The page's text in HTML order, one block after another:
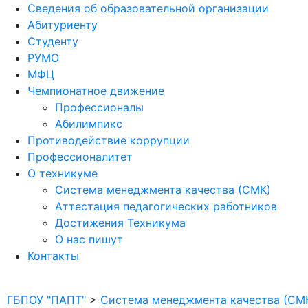
Сведения об образовательной организации
Абитуриенту
Студенту
РУМО
МФЦ
Чемпионатное движение
Профессионалы
Абилимпикс
Противодействие коррупции
Профессионалитет
О техникуме
Система менеджмента качества (СМК)
Аттестация педагогических работников
Достижения Техникума
О нас пишут
Контакты
ГБПОУ "ПАПТ" > Система менеджмента качества